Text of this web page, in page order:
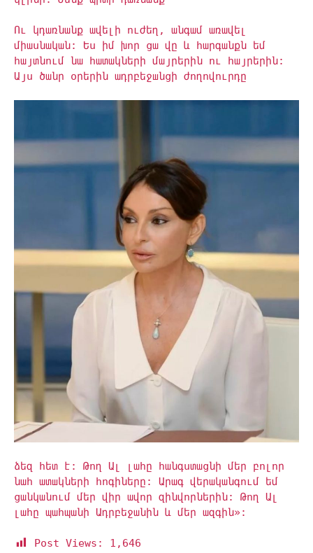
Ու կդառնանք ավելի ուժեղ, անգամ առավել
միասնական: Ես իմ խոր ցա վը և հարգանքն եմ
հայտնում նա հատակների մայրերին ու հայրերին:
Այս ծանր օրերին ադրբեջшնցի ժողովուրդը
ձեզ հետ է: Թող Ալ լահը հանգստացնի մեր բոլոր
նահ ատшկների հոգիները: Արագ վերականգում եմ
ցանկանում մեր վիր ավոր զինվորներին: Թող Ալ
լահը պահպանի Ադրբեջանին և մեր ազգին»:
Post Views: 1,646